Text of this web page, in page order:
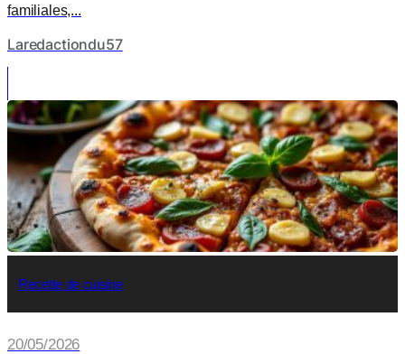
familiales,...
Laredactiondu57
Recette de cuisine
20/05/2026